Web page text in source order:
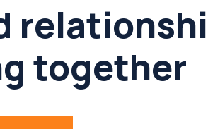
together